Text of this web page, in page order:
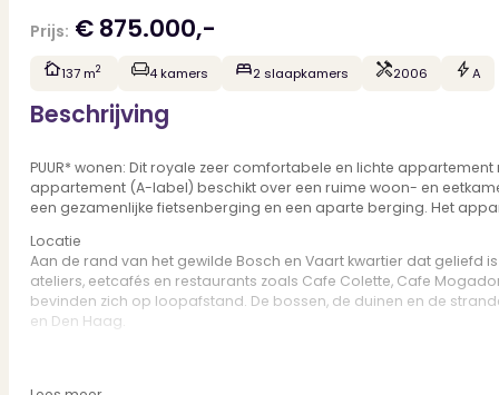
Prijs: € 875.000,-
137 m2 4 kamers 2 slaapkamers 2006 A
Beschrijving
PUUR* wonen: Dit royale zeer comfortabele en lichte
appartement (A-label) beschikt over een ruime woon- en
een gezamenlijke fietsenberging en een aparte berging. Het
Locatie
Aan de rand van het gewilde Bosch en Vaart kwartier dat geliefd
ateliers, eetcafés en restaurants zoals Cafe Colette, Cafe
bevinden zich op loopafstand. De bossen, de duinen en de
en Den Haag.